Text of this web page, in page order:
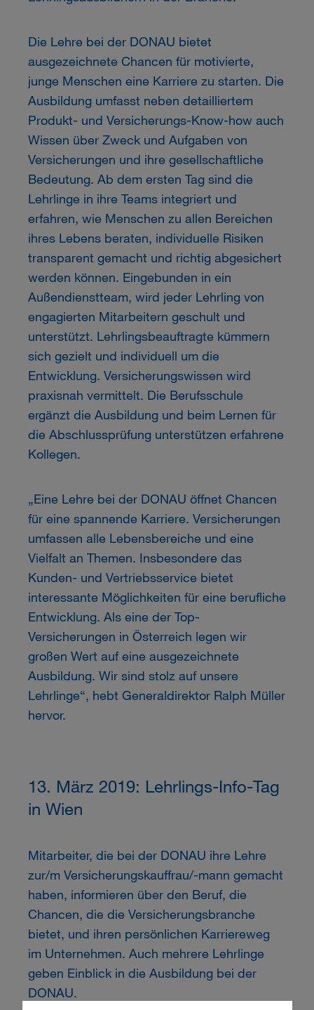
Die Lehre bei der DONAU bietet
ausgezeichnete Chancen für motivierte,
junge Menschen eine Karriere zu starten. Die
Ausbildung umfasst neben detailliertem
Produkt- und Versicherungs-Know-how auch
Wissen über Zweck und Aufgaben von
Versicherungen und ihre gesellschaftliche
Bedeutung. Ab dem ersten Tag sind die
Lehrlinge in ihre Teams integriert und
erfahren, wie Menschen zu allen Bereichen
ihres Lebens beraten, individuelle Risiken
transparent gemacht und richtig abgesichert
werden können. Eingebunden in ein
Außendienstteam, wird jeder Lehrling von
engagierten Mitarbeitern geschult und
unterstützt. Lehrlingsbeauftragte kümmern
sich gezielt und individuell um die
Entwicklung. Versicherungswissen wird
praxisnah vermittelt. Die Berufsschule
ergänzt die Ausbildung und beim Lernen für
die Abschlussprüfung unterstützen erfahrene
Kollegen.
„Eine Lehre bei der DONAU öffnet Chancen
für eine spannende Karriere. Versicherungen
umfassen alle Lebensbereiche und eine
Vielfalt an Themen. Insbesondere das
Kunden- und Vertriebsservice bietet
interessante Möglichkeiten für eine berufliche
Entwicklung. Als eine der Top-
Versicherungen in Österreich legen wir
großen Wert auf eine ausgezeichnete
Ausbildung. Wir sind stolz auf unsere
Lehrlinge“, hebt Generaldirektor Ralph Müller
hervor.
13. März 2019: Lehrlings-Info-Tag
in Wien
Mitarbeiter, die bei der DONAU ihre Lehre
zur/m Versicherungskauffrau/-mann gemacht
haben, informieren über den Beruf, die
Chancen, die die Versicherungsbranche
bietet, und ihren persönlichen Karriereweg
im Unternehmen. Auch mehrere Lehrlinge
geben Einblick in die Ausbildung bei der
DONAU.